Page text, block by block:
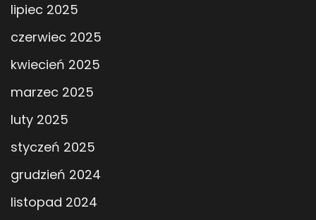
lipiec 2025
czerwiec 2025
kwiecień 2025
marzec 2025
luty 2025
styczeń 2025
grudzień 2024
listopad 2024